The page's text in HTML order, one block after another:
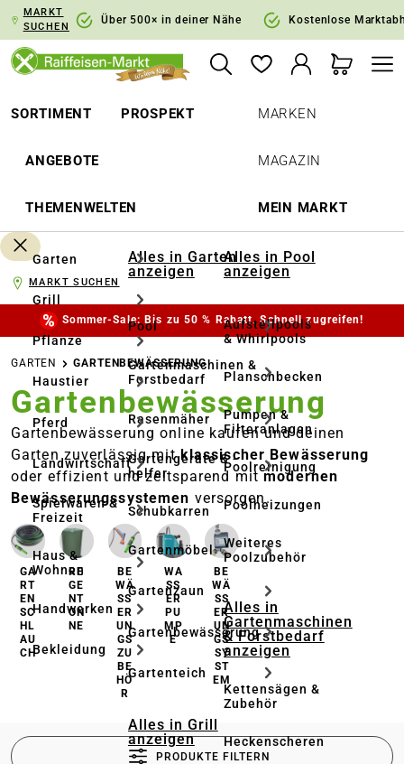
Zur Hauptnavigation springen
MARKT
SUCHEN
Über 500× in deiner Nähe Kostenlose
SORTIMENT PROSPEKT
ANGEBOTE
THEMENWELTEN
MARKEN
MAGAZIN
MEIN MARKT
Garten
Grill
Pflanze
Haustier
Pferd
Landwirtschaft
Spielwaren &
Freizeit
Haus &
Wohnen
Handwerken
Bekleidung
Alles in Garten
anzeigen
Pool
Gartenmaschinen &
Forstbedarf
Rasenmäher
Gartengeräte & -
helfer
Schubkarren
Gartenmöbel
Gartenzaun
Gartenbewässerung
Gartenteich
Alles in Grill
anzeigen
Alles in Pool
anzeigen
Aufstellpools
& Whirlpools
Planschbecken
Pumpen &
Filteranlagen
Poolreinigung
Poolheizungen
Weiteres
Poolzubehör
Alles in
Gartenmaschinen
& Forstbedarf
anzeigen
Kettensägen &
Zubehör
Heckenscheren
MARKT SUCHEN
Sommer-Sale: Bis zu 50 % Rabatt. Schnell zugreifen!
GARTEN GARTENBEWÄSSERUNG
Gartenbewässerung
Gartenbewässerung online kaufen und deinen
Garten zuverlässig mit klassischer Bewässerung
oder effizient und zeitsparend mitmodernen
Bewässerungssystemen versorgen.
GA
RT
EN
SC
HL
AU
CH
RE
GE
NT
ON
NE
BE
WÄ
SS
ER
UN
GS
ZU
BE
HÖ
R
WA
SS
ER
PU
MP
E
BE
WÄ
SS
ER
UN
GS
SY
ST
EM
PRODUKTE FILTERN